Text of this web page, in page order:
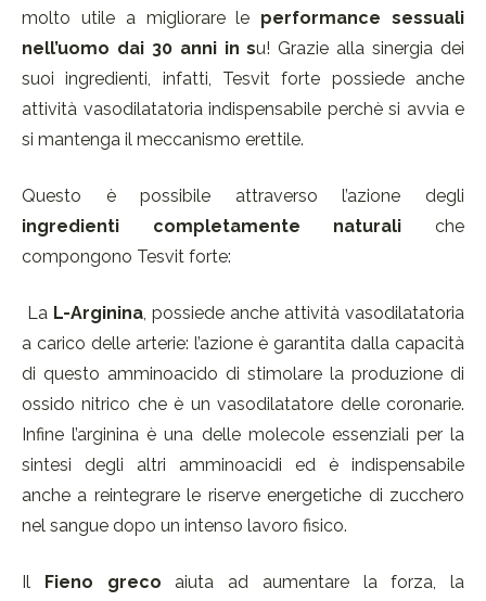
molto utile a migliorare le performance sessuali
nell’uomo dai 30 anni in su! Grazie alla sinergia dei
suoi ingredienti, infatti, Tesvit forte possiede anche
attività vasodilatatoria indispensabile perchè si avvia e
si mantenga il meccanismo erettile.
Questo è possibile attraverso l’azione degli
ingredienti completamente naturali che
compongono Tesvit forte:
La L-Arginina, possiede anche attività vasodilatatoria
a carico delle arterie: l’azione è garantita dalla capacità
di questo amminoacido di stimolare la produzione di
ossido nitrico che è un vasodilatatore delle coronarie.
Infine l’arginina è una delle molecole essenziali per la
sintesi degli altri amminoacidi ed è indispensabile
anche a reintegrare le riserve energetiche di zucchero
nel sangue dopo un intenso lavoro fisico.
Il Fieno greco aiuta ad aumentare la forza, la